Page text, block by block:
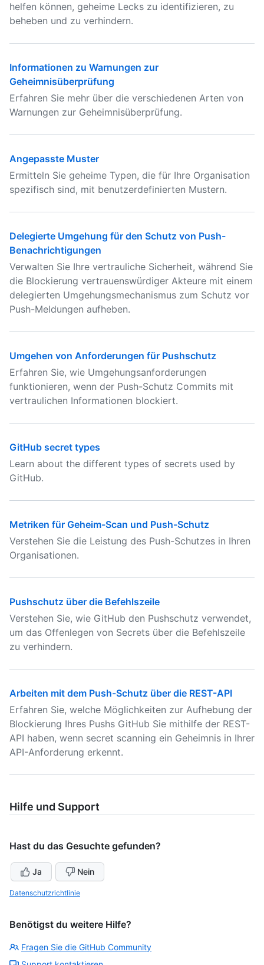
helfen können, geheime Lecks zu identifizieren, zu
beheben und zu verhindern.
Informationen zu Warnungen zur
Geheimnisüberprüfung
Erfahren Sie mehr über die verschiedenen Arten von
Warnungen zur Geheimnisüberprüfung.
Angepasste Muster
Ermitteln Sie geheime Typen, die für Ihre Organisation
spezifisch sind, mit benutzerdefinierten Mustern.
Delegierte Umgehung für den Schutz von Push-
Benachrichtigungen
Verwalten Sie Ihre vertrauliche Sicherheit, während Sie
die Blockierung vertrauenswürdiger Akteure mit einem
delegierten Umgehungsmechanismus zum Schutz vor
Push-Meldungen aufheben.
Umgehen von Anforderungen für Pushschutz
Erfahren Sie, wie Umgehungsanforderungen
funktionieren, wenn der Push-Schutz Commits mit
vertraulichen Informationen blockiert.
GitHub secret types
Learn about the different types of secrets used by
GitHub.
Metriken für Geheim-Scan und Push-Schutz
Verstehen Sie die Leistung des Push-Schutzes in Ihren
Organisationen.
Pushschutz über die Befehlszeile
Verstehen Sie, wie GitHub den Pushschutz verwendet,
um das Offenlegen von Secrets über die Befehlszeile
zu verhindern.
Arbeiten mit dem Push-Schutz über die REST-API
Erfahren Sie, welche Möglichkeiten zur Aufhebung der
Blockierung Ihres Pushs GitHub Sie mithilfe der REST-
API haben, wenn secret scanning ein Geheimnis in Ihrer
API-Anforderung erkennt.
Hilfe und Support
Hast du das Gesuchte gefunden?
Ja Nein
Datenschutzrichtlinie
Benötigst du weitere Hilfe?
Fragen Sie die GitHub Community